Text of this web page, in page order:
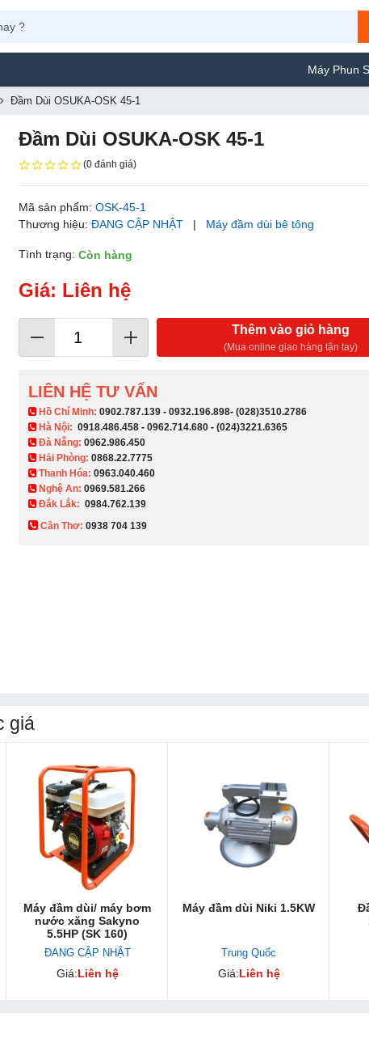
Máy Phun Sơn Yamafuji
Đầm Dùi OSUKA-OSK 45-1
Đầm Dùi OSUKA-OSK 45-1
(0 đánh giá)
Mã sản phẩm:OSK-45-1
Thương hiệu:ĐANG CẬP NHẬT | Máy đầm dùi bê tông
Tình trạng:Còn hàng
Giá: Liên hệ
Thêm vào giỏ hàng
(Mua online giao hàng tận tay)
LIÊN HỆ TƯ VẤN
​ Hồ Chí Minh:0902.787.139 -0932.196.898-(028)3510.2786
Hà Nội:0918.486.458 -0962.714.680 -(024)3221.6365
Đà Nẵng:0962.986.450
Hải Phòng:0868.22.7775
Thanh Hóa:0963.040.460
Nghệ An:0969.581.266
Đắk Lắk: 0984.762.139
Cần Thơ:0938 704 139​
giá
Máy đầm dùi/ máy bơm
nước xăng Sakyno
5.5HP (SK 160)
ĐANG CẬP NHẬT
Giá:Liên hệ
Máy đầm dùi Niki 1.5KW
Trung Quốc
Giá:Liên hệ